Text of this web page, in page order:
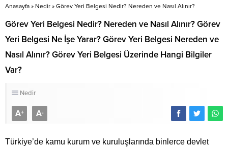
Anasayfa » Nedir » Görev Yeri Belgesi Nedir? Nereden ve Nasıl Alınır?
Görev Yeri Belgesi Nedir? Nereden ve Nasıl Alınır? Görev
Yeri Belgesi Ne İşe Yarar? Görev Yeri Belgesi Nereden ve
Nasıl Alınır? Görev Yeri Belgesi Üzerinde Hangi Bilgiler
Var?
Nedir
A+ A-
Türkiye’de kamu kurum ve kuruluşlarında binlerce devlet